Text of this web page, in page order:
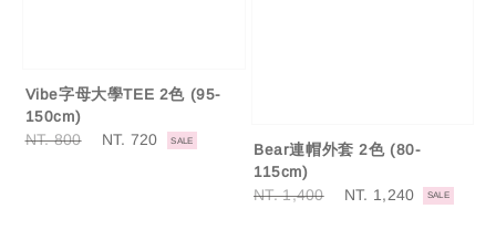
Vibe字母大學TEE 2色 (95-
150cm)
Regular
NT. 800
Sale
NT. 720 SALE
Bear連帽外套 2色 (80-
115cm)
Regular
NT. 1,400
Sale
NT. 1,240 SALE